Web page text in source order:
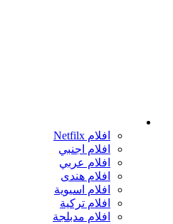
افلام Netfilx
افلام اجنبي
افلام عربي
افلام هندى
افلام اسيوية
افلام تركية
افلام مدبلجة